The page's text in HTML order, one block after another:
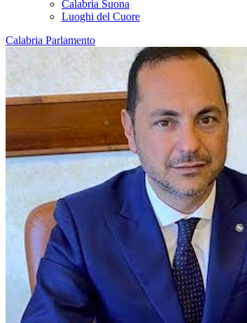
Calabria Suona
Luoghi del Cuore
Calabria Parlamento